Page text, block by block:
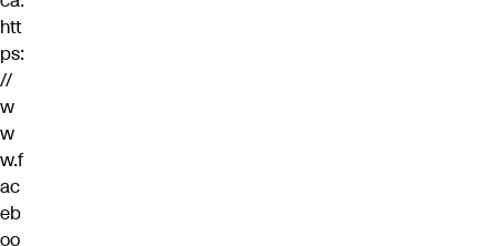
htt
ps:
//
w
w
w.f
ac
eb
oo